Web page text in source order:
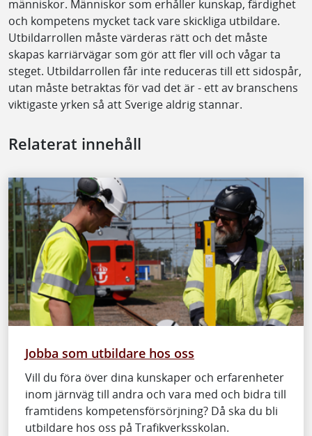
människor. Människor som erhåller kunskap, färdighet
och kompetens mycket tack vare skickliga utbildare.
Utbildarrollen måste värderas rätt och det måste
skapas karriärvägar som gör att fler vill och vågar ta
steget. Utbildarrollen får inte reduceras till ett sidospår,
utan måste betraktas för vad det är - ett av branschens
viktigaste yrken så att Sverige aldrig stannar.
Relaterat innehåll
Jobba som utbildare hos oss
Vill du föra över dina kunskaper och erfarenheter
inom järnväg till andra och vara med och bidra till
framtidens kompetensförsörjning? Då ska du bli
utbildare hos oss på Trafikverksskolan.